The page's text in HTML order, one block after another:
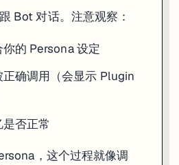
Bot 对话。注意观察：
的 Persona 设定
确调用（会显示 Plugin
否正常
，这个过程就像调